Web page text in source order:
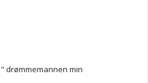
drømmemannen min